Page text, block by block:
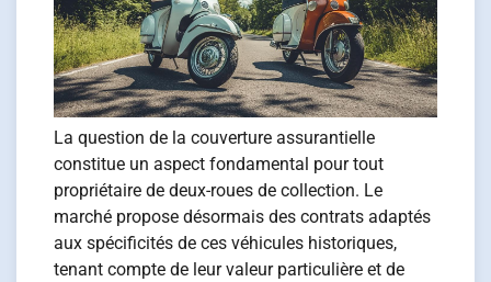
La question de la couverture assurantielle
constitue un aspect fondamental pour tout
propriétaire de deux-roues de collection. Le
marché propose désormais des contrats adaptés
aux spécificités de ces véhicules historiques,
tenant compte de leur valeur particulière et de